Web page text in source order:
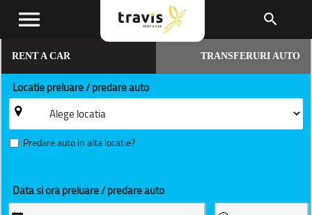
menu search
RENT A CAR TRANSFERURI AUTO
Locatie preluare / predare auto
Predare auto in alta locatie?
Data si ora preluare / predare auto